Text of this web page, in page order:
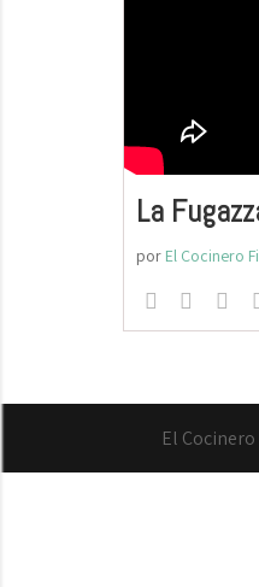
La
por El Cocinero
El